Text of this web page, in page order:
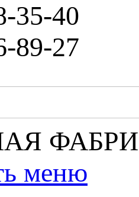
35-40
89-27
меню